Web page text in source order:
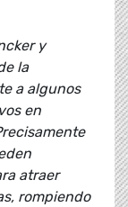
y
la
a algunos
en
atraer
rompiendo